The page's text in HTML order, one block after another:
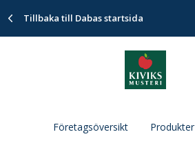
Tillbaka till Dabas startsida
Företagsöversikt Produkter